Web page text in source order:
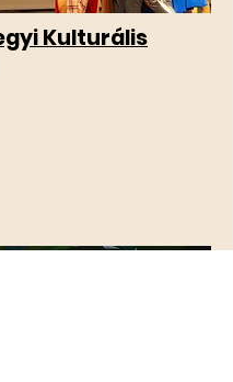
Kulturális